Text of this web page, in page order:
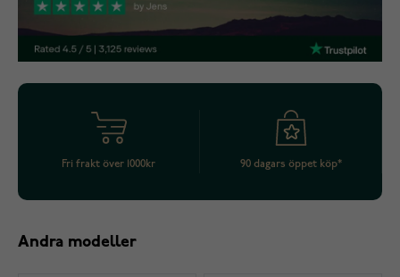
Fri frakt över 1000kr 90 dagars öppet köp*
Andra modeller